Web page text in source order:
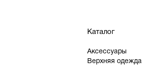
Каталог
Аксессуары
Верхняя одежда